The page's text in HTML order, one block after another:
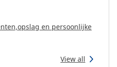
en persoonlijke
View all